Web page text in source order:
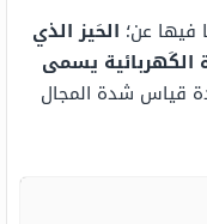
فيها عن؛ الحَيز الذي
الكَهربائية يسمى
قياس شدة المجال